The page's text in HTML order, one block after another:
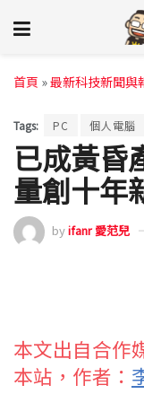
首頁 »最新科技新聞與
Tags: PC 個人電腦
已成黃昏
量創十年
byifanr 愛范兒
本文出自合作
本站，作者：